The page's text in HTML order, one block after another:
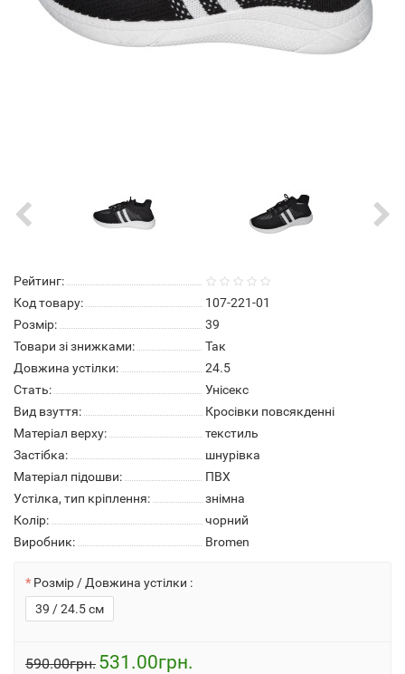
Рейтинг:
Код товару:
107-221-01
Розмір:
39
Товари зі знижками:
Так
Довжина устілки:
24.5
Стать:
Унісекс
Вид взуття:
Кросівки повсякденні
Матеріал верху:
текстиль
Застібка:
шнурівка
Матеріал підошви:
ПВХ
Устілка, тип кріплення:
знімна
Колір:
чорний
Виробник:
Bromen
Розмір / Довжина устілки :
39 / 24.5 см
590.00грн. 531.00грн.